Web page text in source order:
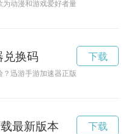
动漫和游戏爱好者量身定制的加速
兑换码
迅游手游加速器正版官网下载，带
下载
最新版本 下载